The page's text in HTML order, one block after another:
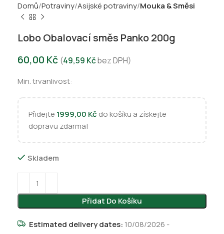
Domů Potraviny Asijské potraviny Mouka & Směsi
Lobo Obalovací směs Panko 200g
60,00 Kč (49,59 Kčbez DPH)
Min. trvanlivost:
Přidejte 1999,00 Kč do košíku a získejte
dopravu zdarma!
Skladem
Přidat Do Košíku
Estimated delivery dates: 10/08/2026 -